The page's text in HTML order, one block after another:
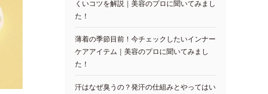
くいコツを解説｜美容のプロに聞いてみまし
た！
薄着の季節目前！今チェックしたいインナー
ケアアイテム｜美容のプロに聞いてみまし
た！
汗はなぜ臭うの？発汗の仕組みとやってはい